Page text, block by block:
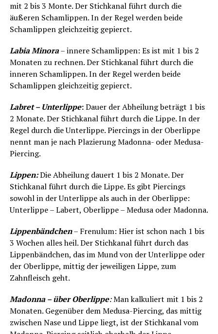
mit 2 bis 3 Monte. Der Stichkanal führt durch die
äußeren Schamlippen. In der Regel werden beide
Schamlippen gleichzeitig gepierct.
Labia Minora– innere Schamlippen: Es ist mit 1 bis 2
Monaten zu rechnen. Der Stichkanal führt durch die
inneren Schamlippen. In der Regel werden beide
Schamlippen gleichzeitig gepierct.
Labret – Unterlippe:Dauer der Abheilung beträgt 1 bis
2 Monate. Der Stichkanal führt durch die Lippe. In der
Regel durch die Unterlippe. Piercings in der Oberlippe
nennt man je nach Plazierung Madonna- oder Medusa-
Piercing.
Lippen:Die Abheilung dauert 1 bis 2 Monate. Der
Stichkanal führt durch die Lippe. Es gibt Piercings
sowohl in der Unterlippe als auch in der Oberlippe:
Unterlippe – Labert, Oberlippe – Medusa oder Madonna.
Lippenbändchen– Frenulum: Hier ist schon nach 1 bis
3 Wochen alles heil. Der Stichkanal führt durch das
Lippenbändchen, das im Mund von der Unterlippe oder
der Oberlippe, mittig der jeweiligen Lippe, zum
Zahnfleisch geht.
Madonna – über Oberlippe:Man kalkuliert mit 1 bis 2
Monaten. Gegenüber dem Medusa-Piercing, das mittig
zwischen Nase und Lippe liegt, ist der Stichkanal vom